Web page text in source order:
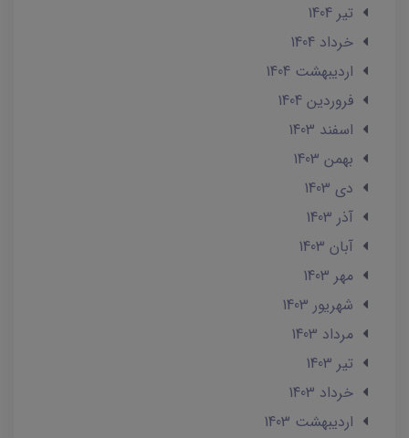
تير 1404
خرداد 1404
ارديبهشت 1404
فروردین 1404
اسفند 1403
بهمن 1403
دی 1403
آذر 1403
آبان 1403
مهر 1403
شهریور 1403
مرداد 1403
تير 1403
خرداد 1403
ارديبهشت 1403